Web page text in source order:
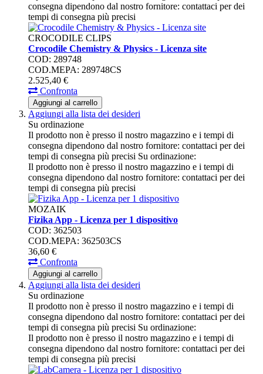
consegna dipendono dal nostro fornitore: contattaci per dei
tempi di consegna più precisi
CROCODILE CLIPS
Crocodile Chemistry & Physics - Licenza site
COD: 289748
COD.MEPA: 289748CS
2.525,40 €
Confronta
Aggiungi al carrello
Aggiungi alla lista dei desideri
Su ordinazione
Il prodotto non è presso il nostro magazzino e i tempi di
consegna dipendono dal nostro fornitore: contattaci per dei
tempi di consegna più precisi Su ordinazione:
Il prodotto non è presso il nostro magazzino e i tempi di
consegna dipendono dal nostro fornitore: contattaci per dei
tempi di consegna più precisi
MOZAIK
Fizika App - Licenza per 1 dispositivo
COD: 362503
COD.MEPA: 362503CS
36,60 €
Confronta
Aggiungi al carrello
Aggiungi alla lista dei desideri
Su ordinazione
Il prodotto non è presso il nostro magazzino e i tempi di
consegna dipendono dal nostro fornitore: contattaci per dei
tempi di consegna più precisi Su ordinazione:
Il prodotto non è presso il nostro magazzino e i tempi di
consegna dipendono dal nostro fornitore: contattaci per dei
tempi di consegna più precisi